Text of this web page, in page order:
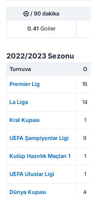
/ 90 dakika
0.41 Goller
2022/2023 Sezonu
Turnuva O
Premier Lig 16
La Liga 14
Kral Kupası 1
UEFA Şampiyonlar Ligi 9
Kulüp Hazırlık Maçları 1 1
UEFA Uluslar Ligi 1
Dünya Kupası 4